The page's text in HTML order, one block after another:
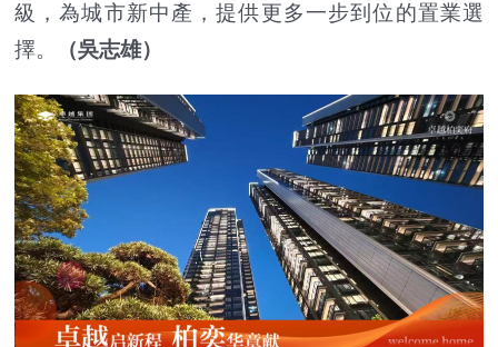
級，為城市新中產，提供更多一步到位的置業選
擇。
（吳志雄）